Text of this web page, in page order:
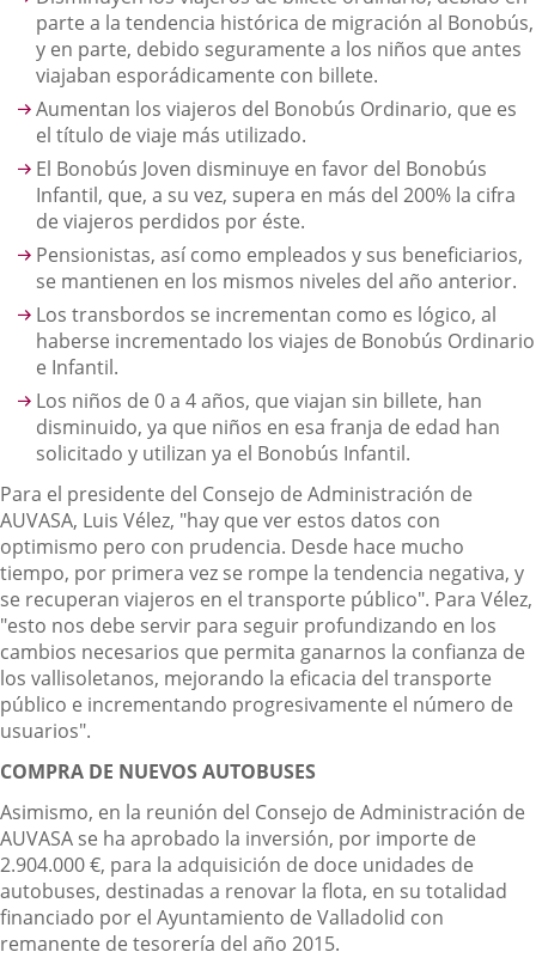
parte a la tendencia histórica de migración al Bonobús,
y en parte, debido seguramente a los niños que antes
viajaban esporádicamente con billete.
Aumentan los viajeros del Bonobús Ordinario, que es
el título de viaje más utilizado.
El Bonobús Joven disminuye en favor del Bonobús
Infantil, que, a su vez, supera en más del 200% la cifra
de viajeros perdidos por éste.
Pensionistas, así como empleados y sus beneficiarios,
se mantienen en los mismos niveles del año anterior.
Los transbordos se incrementan como es lógico, al
haberse incrementado los viajes de Bonobús Ordinario
e Infantil.
Los niños de 0 a 4 años, que viajan sin billete, han
disminuido, ya que niños en esa franja de edad han
solicitado y utilizan ya el Bonobús Infantil.
Para el presidente del Consejo de Administración de
AUVASA, Luis Vélez, "hay que ver estos datos con
optimismo pero con prudencia. Desde hace mucho
tiempo, por primera vez se rompe la tendencia negativa, y
se recuperan viajeros en el transporte público". Para Vélez,
"esto nos debe servir para seguir profundizando en los
cambios necesarios que permita ganarnos la confianza de
los vallisoletanos, mejorando la eficacia del transporte
público e incrementando progresivamente el número de
usuarios".
COMPRA DE NUEVOS AUTOBUSES
Asimismo, en la reunión del Consejo de Administración de
AUVASA se ha aprobado la inversión, por importe de
2.904.000 €, para la adquisición de doce unidades de
autobuses, destinadas a renovar la flota, en su totalidad
financiado por el Ayuntamiento de Valladolid con
remanente de tesorería del año 2015.